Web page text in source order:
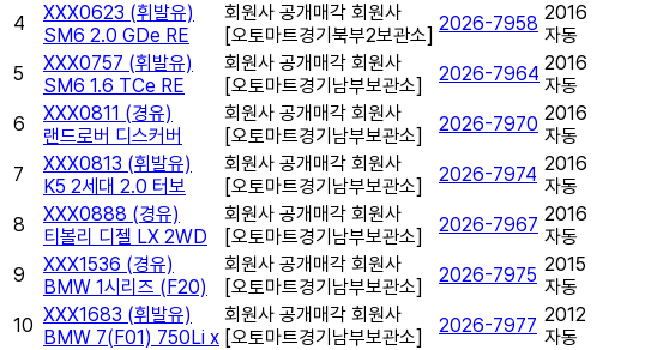
4
XXX0623 (휘발유)
SM6 2.0 GDe RE
회원사 공개매각 회원사
[오토마트경기북부2보관소]
2026-7958 2016
자동
5
XXX0757 (휘발유)
SM6 1.6 TCe RE
회원사 공개매각 회원사
[오토마트경기남부보관소]
2026-7964 2016
자동
6
XXX0811 (경유)
랜드로버 디스커버
회원사 공개매각 회원사
[오토마트경기남부보관소]
2026-7970 2016
자동
7
XXX0813 (휘발유)
K5 2세대 2.0 터보
회원사 공개매각 회원사
[오토마트경기남부보관소]
2026-7974 2016
자동
8
XXX0888 (경유)
티볼리 디젤 LX 2WD
회원사 공개매각 회원사
[오토마트경기남부보관소]
2026-7967 2016
자동
9
XXX1536 (경유)
BMW 1시리즈 (F20)
회원사 공개매각 회원사
[오토마트경기남부보관소]
2026-7975 2015
자동
10 XXX1683 (휘발유)
BMW 7(F01) 750Li x
회원사 공개매각 회원사
[오토마트경기남부보관소]
2026-7977 2012
자동